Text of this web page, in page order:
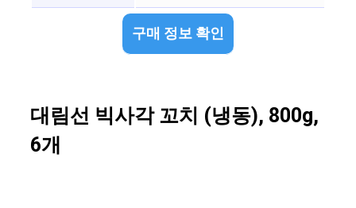
구매 정보 확인
대림선 빅사각 꼬치 (냉동), 800g,
6개